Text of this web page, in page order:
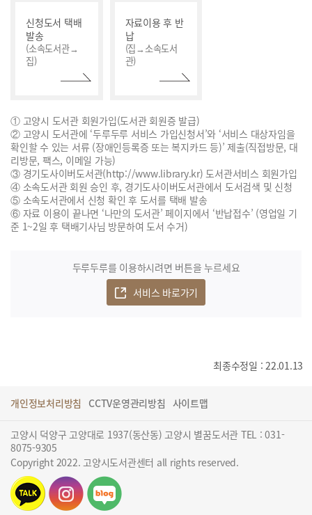
신청도서 택배
발송
(소속도서관→
집)
자료이용 후 반
납
(집→소속도서
관)
① 고양시 도서관 회원가입(도서관 회원증 발급)
② 고양시 도서관에 ‘두루두루 서비스 가입신청서’와 ‘서비스 대상자임을
확인할 수 있는 서류 (장애인등록증 또는 복지카드 등)’ 제출(직접방문, 대
리방문, 팩스, 이메일 가능)
③ 경기도사이버도서관(http://www.library.kr) 도서관서비스 회원가입
④ 소속도서관 회원 승인 후, 경기도사이버도서관에서 도서검색 및 신청
⑤ 소속도서관에서 신청 확인 후 도서를 택배 발송
⑥ 자료 이용이 끝나면 ‘나만의 도서관’ 페이지에서 ‘반납접수’ (영업일 기
준 1~2일 후 택배기사님 방문하여 도서 수거)
두루두루를 이용하시려면 버튼을 누르세요
서비스 바로가기
최종수정일 : 22.01.13
개인정보처리방침 CCTV운영관리방침 사이트맵
고양시 덕양구 고양대로 1937(동산동) 고양시 별꿈도서관 TEL : 031-
8075-9305
Copyright 2022. 고양시도서관센터 all rights reserved.